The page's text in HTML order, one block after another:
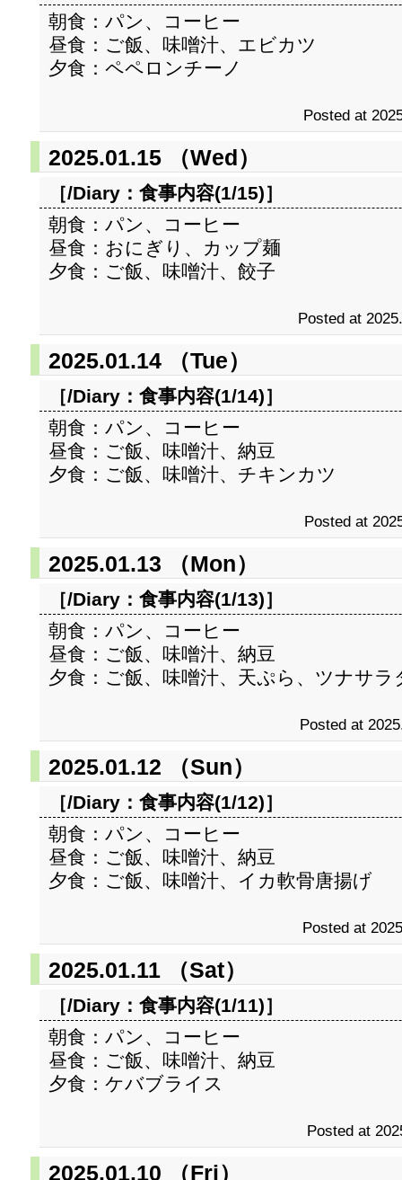
朝食：パン、コーヒー
昼食：ご飯、味噌汁、エビカツ
夕食：ペペロンチーノ
Posted at
2025.01.15 （Wed）
［/Diary： 食事内容(1/15)］
朝食：パン、コーヒー
昼食：おにぎり、カップ麺
夕食：ご飯、味噌汁、餃子
Posted at
2025.01.14 （Tue）
［/Diary： 食事内容(1/14)］
朝食：パン、コーヒー
昼食：ご飯、味噌汁、納豆
夕食：ご飯、味噌汁、チキンカツ
Posted at
2025.01.13 （Mon）
［/Diary： 食事内容(1/13)］
朝食：パン、コーヒー
昼食：ご飯、味噌汁、納豆
夕食：ご飯、味噌汁、天ぷら、ツナサラ
Posted at
2025.01.12 （Sun）
［/Diary： 食事内容(1/12)］
朝食：パン、コーヒー
昼食：ご飯、味噌汁、納豆
夕食：ご飯、味噌汁、イカ軟骨唐揚げ
Posted at
2025.01.11 （Sat）
［/Diary： 食事内容(1/11)］
朝食：パン、コーヒー
昼食：ご飯、味噌汁、納豆
夕食：ケバブライス
Posted at
2025.01.10 （Fri）